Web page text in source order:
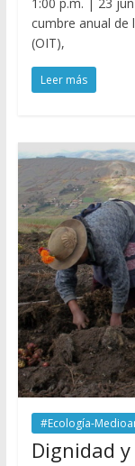
cumbre anual de
(OIT),
Leer más
#Ecología-
Dignidad